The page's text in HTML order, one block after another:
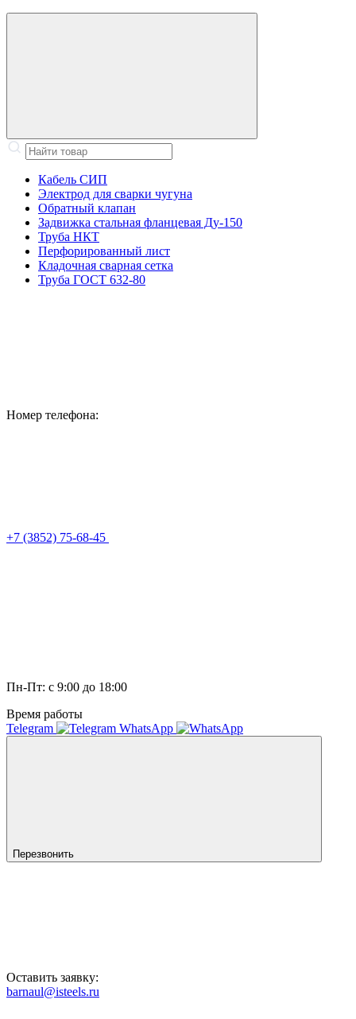
Кабель СИП
Электрод для сварки чугуна
Обратный клапан
Задвижка стальная фланцевая Ду-150
Труба НКТ
Перфорированный лист
Кладочная сварная сетка
Труба ГОСТ 632-80
Номер телефона:
+7 (3852) 75-68-45
Пн-Пт: с 9:00 до 18:00
Время работы
Telegram
WhatsApp
Перезвонить
Оставить заявку:
barnaul@isteels.ru